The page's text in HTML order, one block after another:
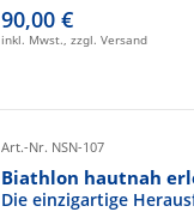
90,00 €
inkl. Mwst., zzgl. Versand
Art.-Nr. NSN-107
Biathlon hautnah
Die einzigartige